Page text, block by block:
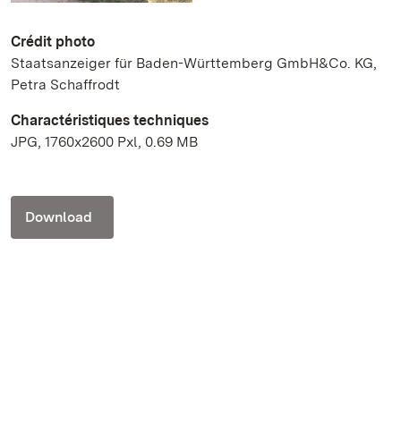
Crédit photo
Staatsanzeiger für Baden-Württemberg GmbH&Co. KG,
Petra Schaffrodt
Charactéristiques techniques
JPG, 1760x2600 Pxl, 0.69 MB
Download